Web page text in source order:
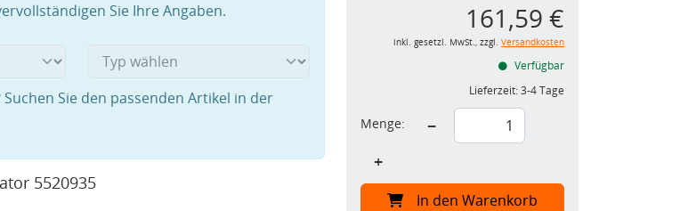
Sie Ihre Angaben.
Sie den passenden Artikel in der
5520935
161,59 €
inkl. gesetzl. MwSt., zzgl. Versandkosten
Verfügbar
Lieferzeit:3-4 Tage
Menge:
−
+
In den Warenkorb